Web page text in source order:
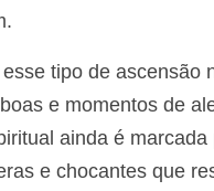
tipo de ascensão
e momentos de
ainda é marcada
e chocantes que